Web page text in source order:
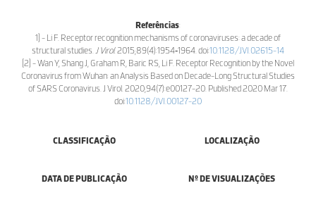
Referências:
1] - Li F. Receptor recognition mechanisms of coronaviruses: a decade of
structural studies. J Virol. 2015;89(4):1954‐1964. doi:10.1128/JVI.02615-14
[2] - Wan Y, Shang J, Graham R, Baric RS, Li F. Receptor Recognition by the Novel
Coronavirus from Wuhan: an Analysis Based on Decade-Long Structural Studies
of SARS Coronavirus. J Virol. 2020;94(7):e00127-20. Published 2020 Mar 17.
doi:10.1128/JVI.00127-20
CLASSIFICAÇÃO LOCALIZAÇÃO
DATA DE PUBLICAÇÃO Nº DE VISUALIZAÇÕES